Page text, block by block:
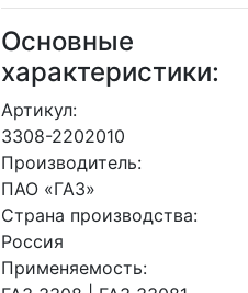
Основные
характеристики:
Артикул:
3308-2202010
Производитель:
ПАО «ГАЗ»
Страна производства:
Россия
Применяемость: